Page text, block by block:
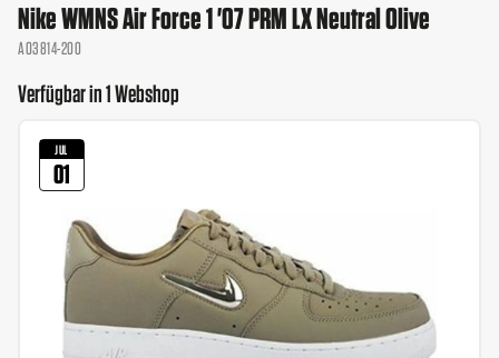
Nike WMNS Air Force 1 '07 PRM LX Neutral Olive
AO3814-200
Verfügbar in 1 Webshop
JUL
01